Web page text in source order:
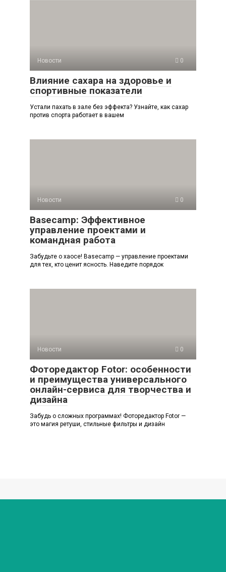
Новости 0
Влияние сахара на здоровье и
спортивные показатели
Устали пахать в зале без эффекта? Узнайте, как сахар
против спорта работает в вашем
Новости 0
Basecamp: Эффективное
управление проектами и
командная работа
Забудьте о хаосе! Basecamp — управление проектами
для тех, кто ценит ясность. Наведите порядок
Новости 0
Фоторедактор Fotor: особенности
и преимущества универсального
онлайн-сервиса для творчества и
дизайна
Забудь о сложных программах! Фоторедактор Fotor —
это магия ретуши, стильные фильтры и дизайн